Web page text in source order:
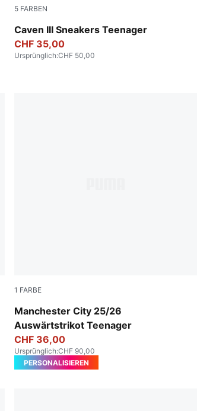
5 FARBEN
Caven III Sneakers Teenager
PUMA White-Clyde Royal-Gum
CHF 35,00
Ursprünglich:CHF 50,00
1 FARBE
Manchester City 25/26
Auswärtstrikot Teenager
Puma Black
CHF 36,00
Ursprünglich:CHF 90,00
PERSONALISIEREN